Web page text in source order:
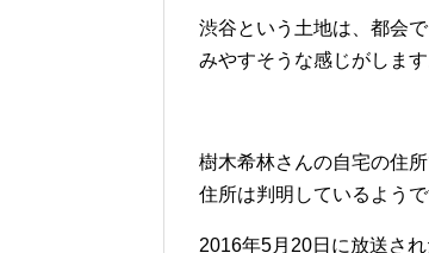
渋谷という土地は、都会
みやすそうな感じがします
樹木希林さんの自宅の住
住所は判明しているようで
2016年5月20日に放送さ